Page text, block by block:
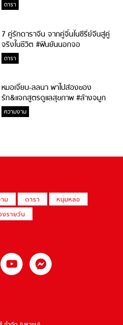
ดารา
7 คู่รักดาราจีน จากคู่จิ้นในซีรี่ย์จีนสู่คู่
จริงในชีวิต #ฟินยันนอกจอ
ดารา
หมอเจี๊ยบ-ลลนา พาไปส่องของ
รัก&แจกสูตรดูแลสุขภาพ #ล้างจมูก
ไม่ยากจะสอนให้
ความงาม
ม ดารา
หนุ่มหล่อ
งรายวัน